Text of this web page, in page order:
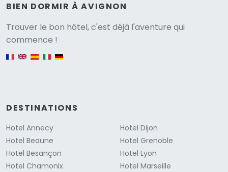
BIEN DORMIR À AVIGNON
Trouver le bon hôtel, c'est déjà l'aventure qui
commence !
English version
DESTINATIONS
Hotel Annecy
Hotel Beaune
Hotel Besançon
Hotel Chamonix
Hotel Dijon
Hotel Grenoble
Hotel Lyon
Hotel Marseille